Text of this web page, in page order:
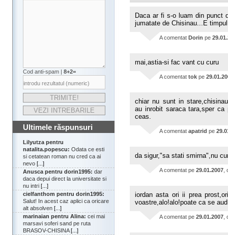
Cod anti-spam | 8+2=
Ultimele răspunsuri
Lilyutza pentru
natalita.popescu: Odata ce esti
si cetatean roman nu cred ca ai
nevo [...]
Anusca pentru dorin1995: dar
daca depui direct la universitate si
nu intri [...]
cielfanthom pentru dorin1995:
Salut! In acest caz aplici ca oricare
alt absolven [...]
marinaian pentru Alina: cei mai
marsavi soferi sand pe ruta
BRASOV-CHISINA[...]
Daca ar fi s-o luam din punct
jumatate de Chisinau...E
A comentat Dorin pe
mai,astia-si fac vant cu curu
A comentat tok pe
chiar nu sunt in
au inrobit saraca tara,sper
ceas.
A comentat apatrid pe
da sigur,"sa stati smirna",nu
A comentat pe 29.01.2007,
iordan asta ori ii prea
voastre,alo!alo!poate ca se
A comentat pe 29.01.2007,